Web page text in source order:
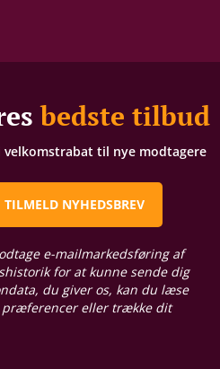
bedste tilbud
velkomstrabat til nye modtagere
TILMELD NYHEDSBREV
e-mailmarkedsføring af
for at kunne sende dig
du giver os, kan du læse
præferencer eller trække dit